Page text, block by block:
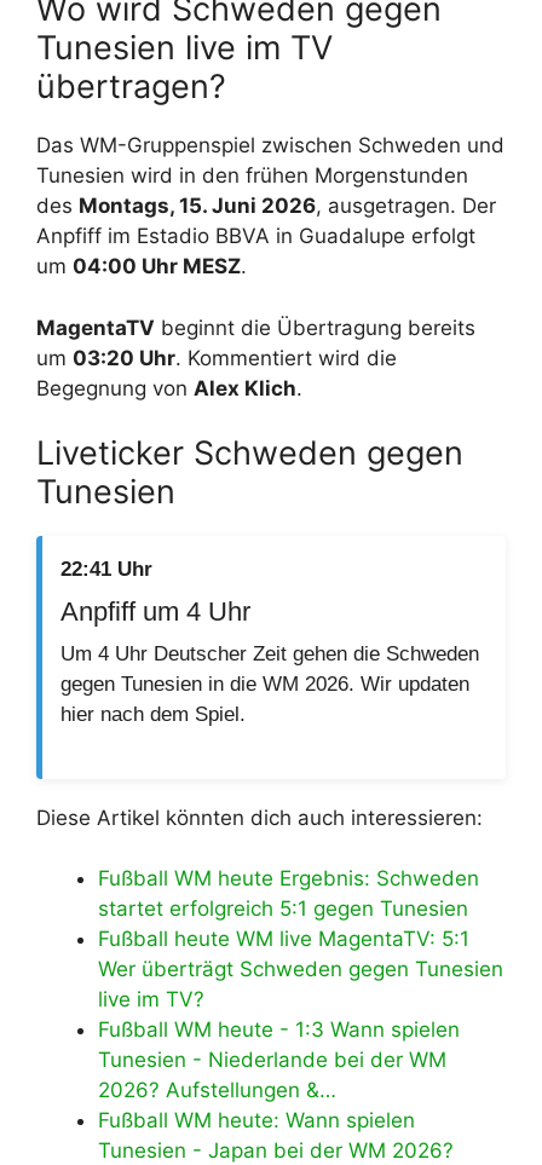
Wo wird Schweden gegen
Tunesien live im TV
übertragen?
Das WM-Gruppenspiel zwischen Schweden und
Tunesien wird in den frühen Morgenstunden
des Montags, 15. Juni 2026, ausgetragen. Der
Anpfiff im Estadio BBVA in Guadalupe erfolgt
um 04:00 Uhr MESZ.
MagentaTV beginnt die Übertragung bereits
um 03:20 Uhr. Kommentiert wird die
Begegnung von Alex Klich.
Liveticker Schweden gegen
Tunesien
22:41 Uhr
Anpfiff um 4 Uhr
Um 4 Uhr Deutscher Zeit gehen die Schweden
gegen Tunesien in die WM 2026. Wir updaten
hier nach dem Spiel.
Diese Artikel könnten dich auch interessieren:
Fußball WM heute Ergebnis: Schweden
startet erfolgreich 5:1 gegen Tunesien
Fußball heute WM live MagentaTV: 5:1
Wer überträgt Schweden gegen Tunesien
live im TV?
Fußball WM heute - 1:3 Wann spielen
Tunesien - Niederlande bei der WM
2026? Aufstellungen &…
Fußball WM heute: Wann spielen
Tunesien - Japan bei der WM 2026?